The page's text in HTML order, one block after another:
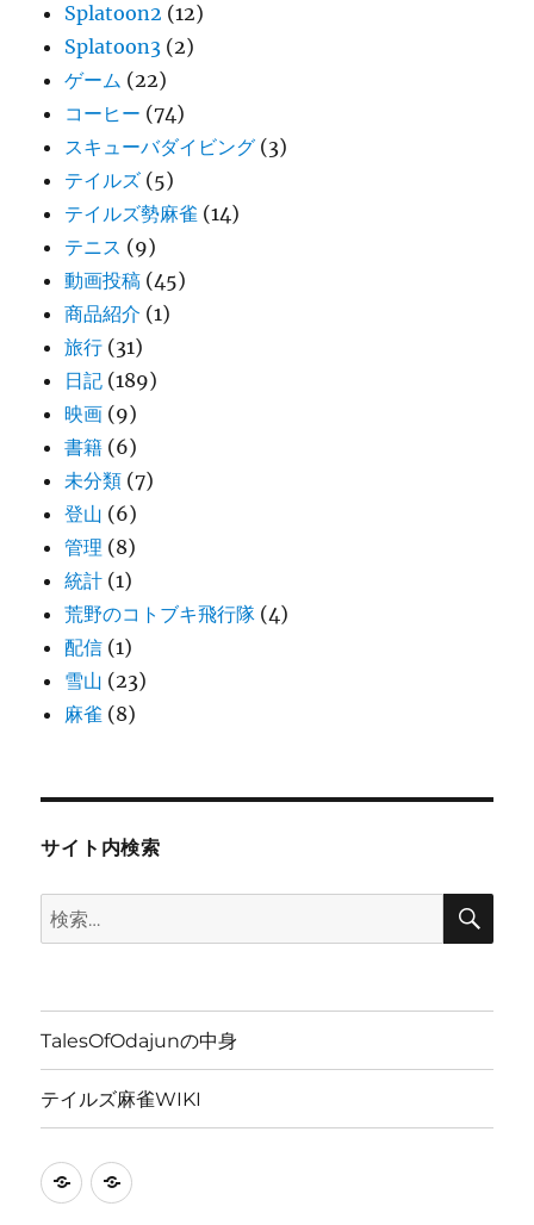
Splatoon2 (12)
Splatoon3 (2)
ゲーム (22)
コーヒー (74)
スキューバダイビング (3)
テイルズ (5)
テイルズ勢麻雀 (14)
テニス (9)
動画投稿 (45)
商品紹介 (1)
旅行 (31)
日記 (189)
映画 (9)
書籍 (6)
未分類 (7)
登山 (6)
管理 (8)
統計 (1)
荒野のコトブキ飛行隊 (4)
配信 (1)
雪山 (23)
麻雀 (8)
サイト内検索
検
索:
検
TalesOfOdajunの中身
テイルズ麻雀WIKI
TalesOfOdajun
テ